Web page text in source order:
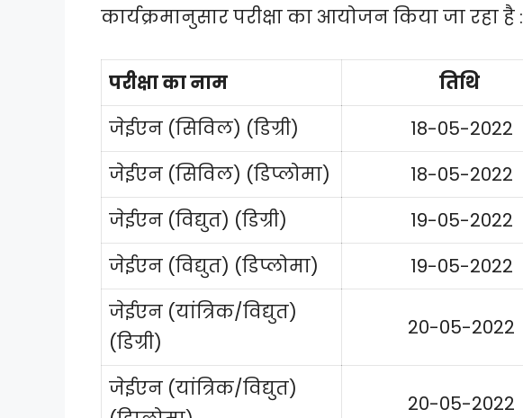
कार्यक्रमानुसार परीक्षा का आयोजन किया जा रहा है :
परीक्षा का नाम तिथि
जेईएन (सिविल) (डिग्री)
18-05-2022
जेईएन (सिविल) (डिप्लोमा)
18-05-2022
जेईएन (विद्युत) (डिग्री)
19-05-2022
जेईएन (विद्युत) (डिप्लोमा)
19-05-2022
जेईएन (यांत्रिक/विद्युत)
(डिग्री)
20-05-2022
जेईएन (यांत्रिक/विद्युत)
20-05-2022